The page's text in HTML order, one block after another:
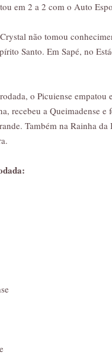
em 2 a 2 com o Auto
não tomou
Santo. Em Sapé, no
o Picuiense
recebeu a Queimadense
Também na Rainha